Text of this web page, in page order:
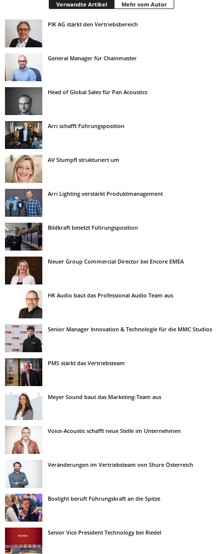
Verwandte Artikel Mehr vom Autor
PIK AG stärkt den Vertriebsbereich
General Manager für Chainmaster
Head of Global Sales für Pan Acoustics
Arri schafft Führungsposition
AV Stumpfl strukturiert um
Arri Lighting verstärkt Produktmanagement
Bildkraft besetzt Führungsposition
Neuer Group Commercial Director bei Encore EMEA
HK Audio baut das Professional Audio Team aus
Senior Manager Innovation & Technologie für die MMC Studios
PMS stärkt das Vertriebsteam
Meyer Sound baut das Marketing-Team aus
Voice-Acoustic schafft neue Stelle im Unternehmen
Veränderungen im Vertriebsteam von Shure Österreich
Boxlight beruft Führungskraft an die Spitze
Senior Vice President Technology bei Riedel